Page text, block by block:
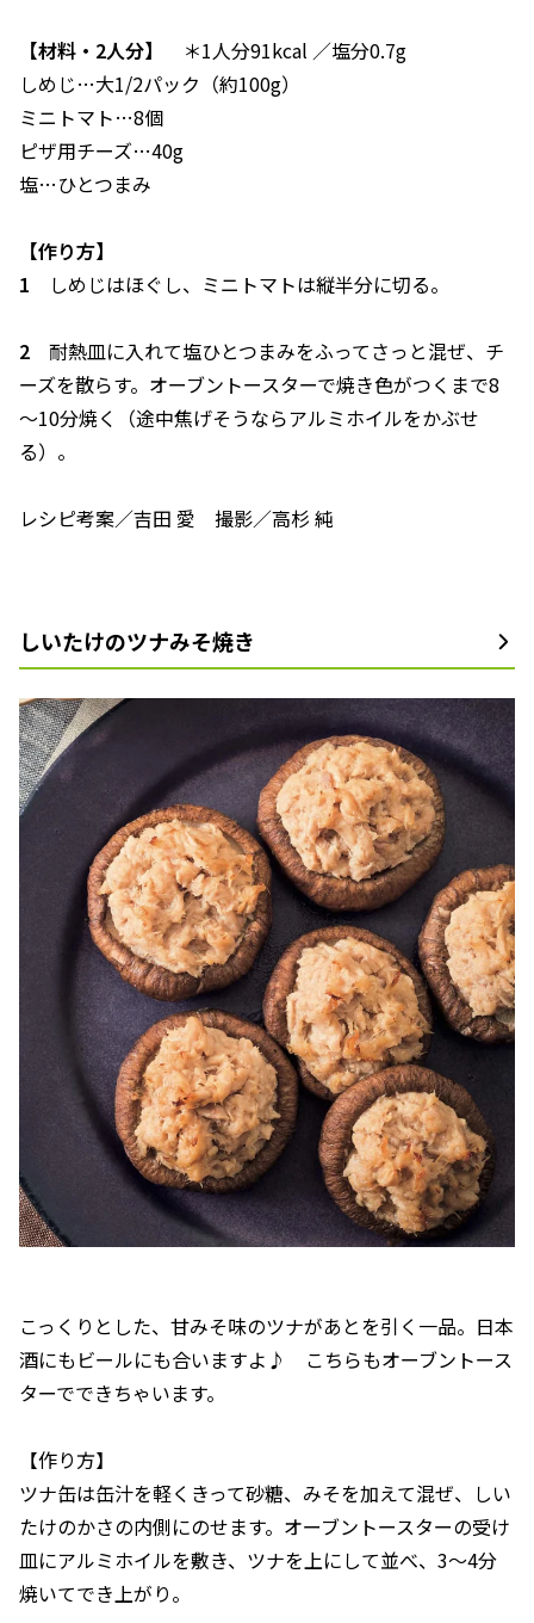
【材料・2人分】
＊1人分91kcal ／塩分0.7g
しめじ…大1/2パック（約100g）
ミニトマト…8個
ピザ用チーズ…40g
塩…ひとつまみ
【作り方】
1 しめじはほぐし、ミニトマトは縦半分に切る。
2 耐熱皿に入れて塩ひとつまみをふってさっと混ぜ、チ
ーズを散らす。オーブントースターで焼き色がつくまで8
～10分焼く（途中焦げそうならアルミホイルをかぶせ
る）。
レシピ考案／吉田 愛 撮影／高杉 純
しいたけのツナみそ焼き
こっくりとした、甘みそ味のツナがあとを引く一品。日本
酒にもビールにも合いますよ♪ こちらもオーブントース
ターでできちゃいます。
【作り方】
ツナ缶は缶汁を軽くきって砂糖、みそを加えて混ぜ、しい
たけのかさの内側にのせます。オーブントースターの受け
皿にアルミホイルを敷き、ツナを上にして並べ、3〜4分
焼いてでき上がり。